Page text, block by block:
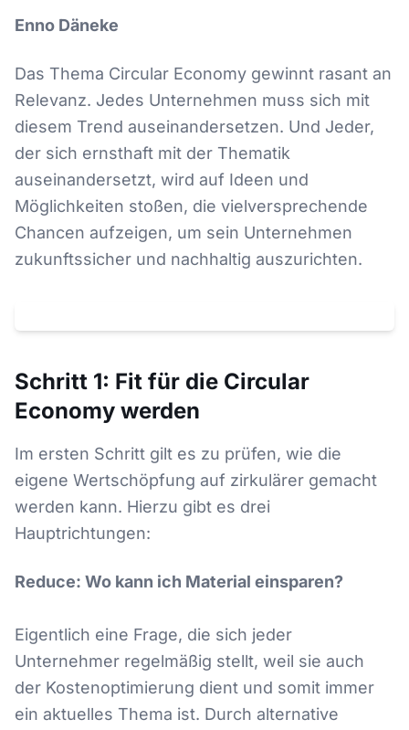
Enno Däneke
Das Thema Circular Economy gewinnt rasant an
Relevanz. Jedes Unternehmen muss sich mit
diesem Trend auseinandersetzen. Und Jeder,
der sich ernsthaft mit der Thematik
auseinandersetzt, wird auf Ideen und
Möglichkeiten stoßen, die vielversprechende
Chancen aufzeigen, um sein Unternehmen
zukunftssicher und nachhaltig auszurichten.
Schritt 1: Fit für die Circular
Economy werden
Im ersten Schritt gilt es zu prüfen, wie die
eigene Wertschöpfung auf zirkulärer gemacht
werden kann. Hierzu gibt es drei
Hauptrichtungen:
Reduce: Wo kann ich Material einsparen?
Eigentlich eine Frage, die sich jeder
Unternehmer regelmäßig stellt, weil sie auch
der Kostenoptimierung dient und somit immer
ein aktuelles Thema ist. Durch alternative